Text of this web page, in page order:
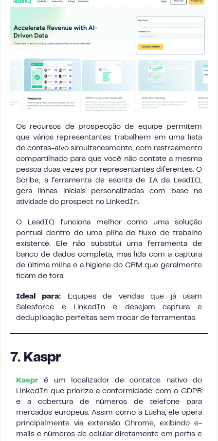
Os recursos de prospecção de equipe permitem
que vários representantes trabalhem em uma lista
de contas-alvo simultaneamente, com rastreamento
compartilhado para que você não contate a mesma
pessoa duas vezes por representantes diferentes. O
Scribe, a ferramenta de escrita de IA da LeadIQ,
gera linhas iniciais personalizadas com base na
atividade do prospect no LinkedIn.
O LeadIQ funciona melhor como uma solução
pontual dentro de uma pilha de fluxo de trabalho
existente. Ele não substitui uma ferramenta de
banco de dados completa, mas lida com a captura
de última milha e a higiene do CRM que geralmente
ficam de fora.
Ideal para: Equipes de vendas que já usam
Salesforce e LinkedIn e desejam captura e
deduplicação perfeitas sem trocar de ferramentas.
7. Kaspr
Kaspr é um localizador de contatos nativo do
LinkedIn que prioriza a conformidade com o GDPR
e a cobertura de números de telefone para
mercados europeus. Assim como a Lusha, ele opera
principalmente via extensão Chrome, exibindo e-
mails e números de celular diretamente em perfis e